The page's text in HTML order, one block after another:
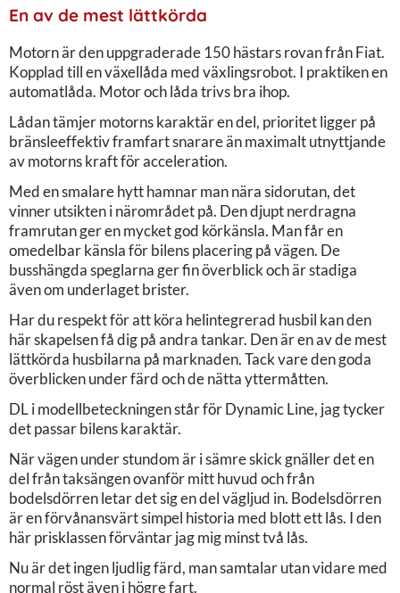
En av de mest lättkörda
Motorn är den uppgraderade 150 hästars rovan från Fiat.
Kopplad till en växellåda med växlingsrobot. I praktiken en
automatlåda. Motor och låda trivs bra ihop.
Lådan tämjer motorns karaktär en del, prioritet ligger på
bränsleeffektiv framfart snarare än maximalt utnyttjande
av motorns kraft för acceleration.
Med en smalare hytt hamnar man nära sidorutan, det
vinner utsikten i närområdet på. Den djupt nerdragna
framrutan ger en mycket god körkänsla. Man får en
omedelbar känsla för bilens placering på vägen. De
busshängda speglarna ger fin överblick och är stadiga
även om underlaget brister.
Har du respekt för att köra helintegrerad husbil kan den
här skapelsen få dig på andra tankar. Den är en av de mest
lättkörda husbilarna på marknaden. Tack vare den goda
överblicken under färd och de nätta yttermåtten.
DL i modellbeteckningen står för Dynamic Line, jag tycker
det passar bilens karaktär.
När vägen under stundom är i sämre skick gnäller det en
del från taksängen ovanför mitt huvud och från
bodelsdörren letar det sig en del vägljud in. Bodelsdörren
är en förvånansvärt simpel historia med blott ett lås. I den
här prisklassen förväntar jag mig minst två lås.
Nu är det ingen ljudlig färd, man samtalar utan vidare med
normal röst även i högre fart.